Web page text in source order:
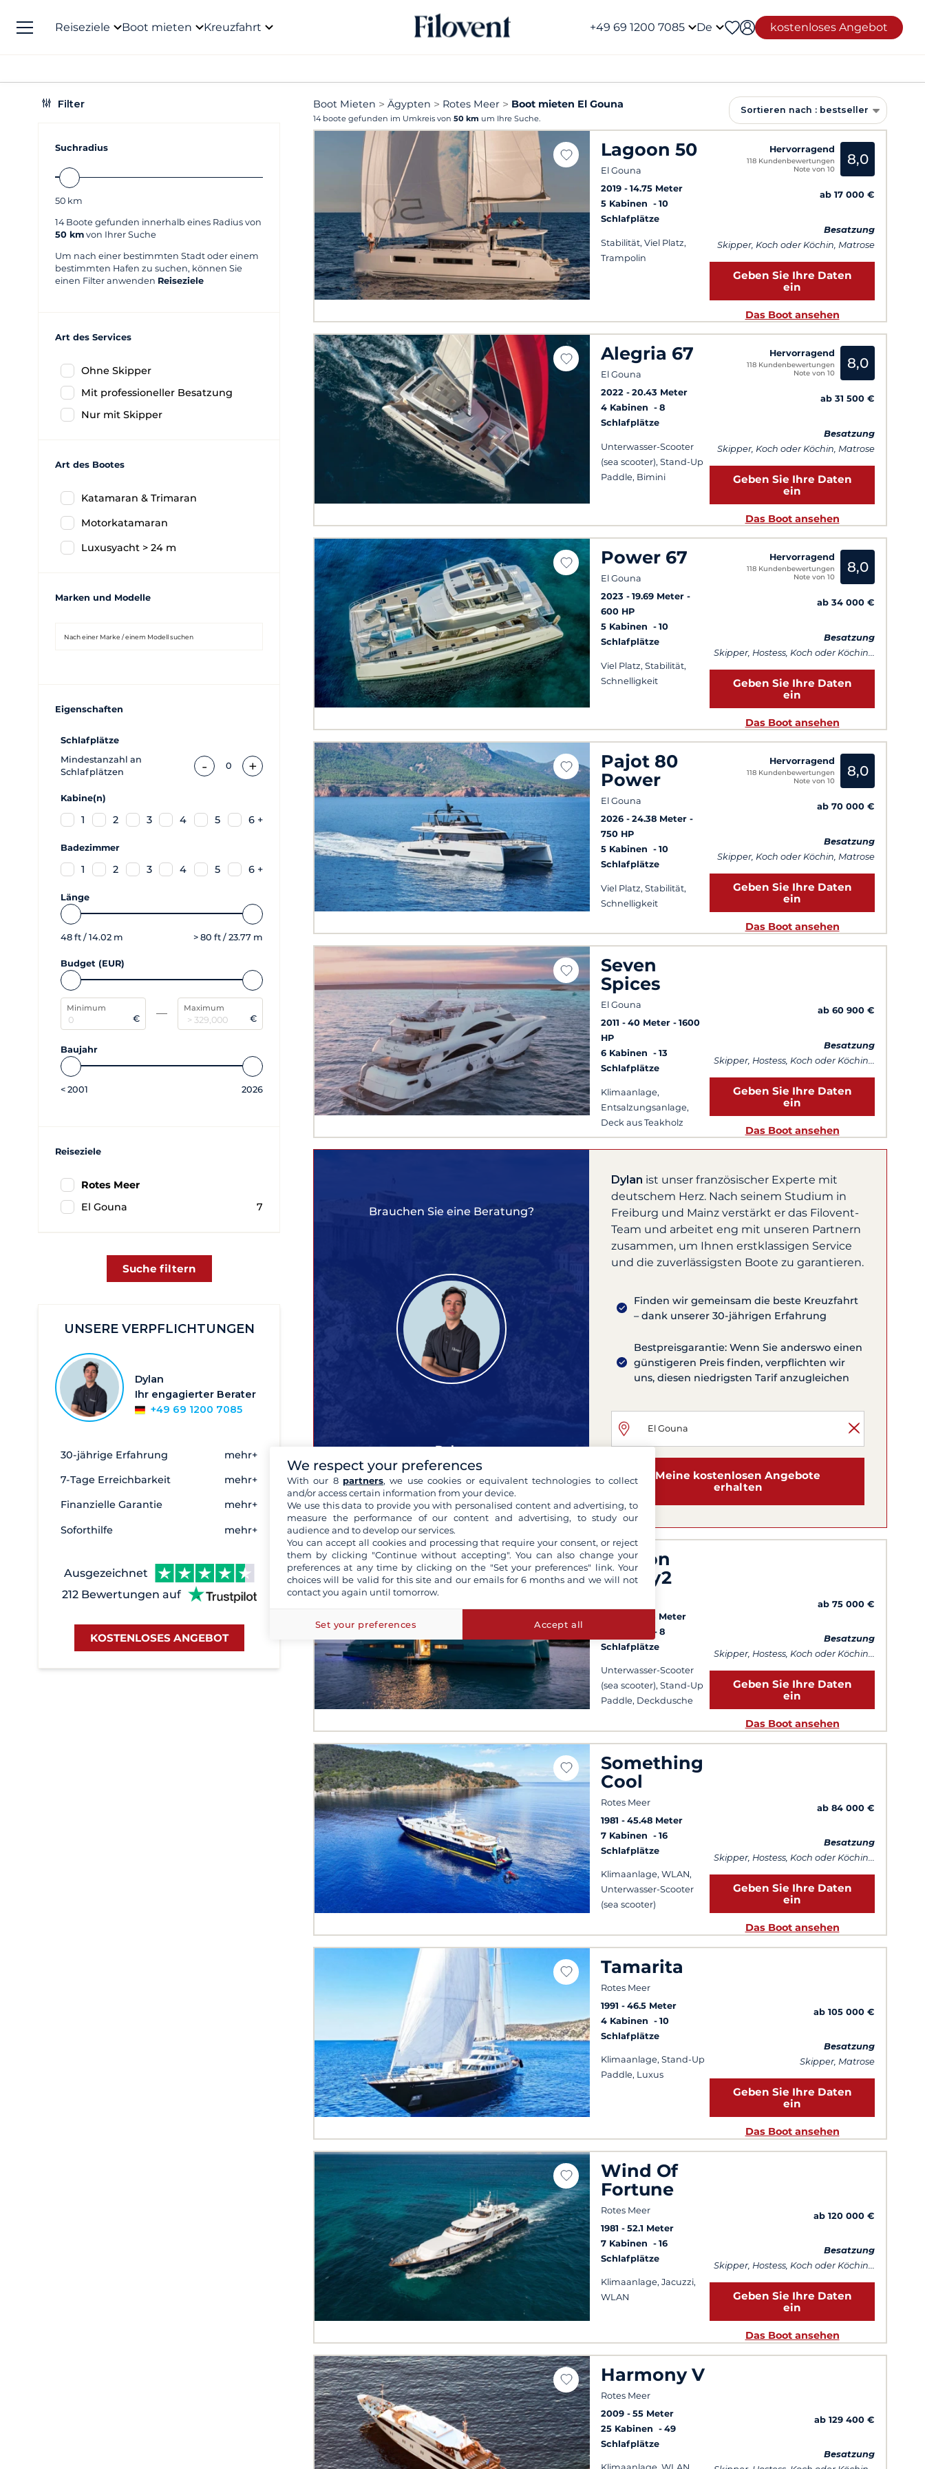
Reiseziele Boot mieten Kreuzfahrt +49 69 1200 7085 De kostenloses Angebot
Filter
Suchradius
50 km
14Boote gefunden innerhalb eines Radius von
50 km von Ihrer Suche
Um nach einer bestimmten Stadt oder einem
bestimmten Hafen zu suchen, können Sie
einen Filter anwenden Reiseziele
Art des Services
Ohne Skipper
Mit professioneller Besatzung
Nur mit Skipper
Art des Bootes
Katamaran & Trimaran
Motorkatamaran
Luxusyacht > 24 m
Marken und Modelle
Eigenschaften
Schlafplätze
Mindestanzahl an
Schlafplätzen
- 0 +
Kabine(n)
1 2 3 4 5 6 +
Badezimmer
1 2 3 4 5 6 +
Länge
48 ft / 14.02 m > 80 ft / 23.77 m
Budget (EUR)
Minimum
€
Maximum
€
Baujahr
< 2001 2026
Reiseziele
Rotes Meer
El Gouna
7
Suche filtern
UNSERE VERPFLICHTUNGEN
Dylan
Ihr engagierter Berater
+49 69 1200 7085
30-jährige Erfahrung mehr+
7-Tage Erreichbarkeit mehr+
Finanzielle Garantie mehr+
Soforthilfe mehr+
Ausgezeichnet
212 Bewertungen auf
KOSTENLOSES ANGEBOT
Boot Mieten Ägypten Rotes Meer Boot mieten El Gouna
14 boote gefunden im Umkreis von 50 km um Ihre Suche.
Sortieren nach : bestseller
Lagoon 50
El Gouna
2019
14.75 Meter
5 Kabinen
10
Schlafplätze
Stabilität, Viel Platz,
Trampolin
Hervorragend
118 Kundenbewertungen
Note von 10
8,0
ab 17 000 €
Besatzung
Skipper, Koch oder Köchin, Matrose
Geben Sie Ihre Daten
ein
Das Boot ansehen
Alegria 67
El Gouna
2022
20.43 Meter
4 Kabinen
8
Schlafplätze
Unterwasser-Scooter
(sea scooter), Stand-Up
Paddle, Bimini
Hervorragend
118 Kundenbewertungen
Note von 10
8,0
ab 31 500 €
Besatzung
Skipper, Koch oder Köchin, Matrose
Geben Sie Ihre Daten
ein
Das Boot ansehen
Power 67
El Gouna
2023
19.69 Meter
600 HP
5 Kabinen
10
Schlafplätze
Viel Platz, Stabilität,
Schnelligkeit
Hervorragend
118 Kundenbewertungen
Note von 10
8,0
ab 34 000 €
Besatzung
Skipper, Hostess, Koch oder Köchin...
Geben Sie Ihre Daten
ein
Das Boot ansehen
Pajot 80
Power
El Gouna
2026
24.38 Meter
750 HP
5 Kabinen
10
Schlafplätze
Viel Platz, Stabilität,
Schnelligkeit
Hervorragend
118 Kundenbewertungen
Note von 10
8,0
ab 70 000 €
Besatzung
Skipper, Koch oder Köchin, Matrose
Geben Sie Ihre Daten
ein
Das Boot ansehen
Seven
Spices
El Gouna
2011
40 Meter
1600
HP
6 Kabinen
13
Schlafplätze
Klimaanlage,
Entsalzungsanlage,
Deck aus Teakholz
ab 60 900 €
Besatzung
Skipper, Hostess, Koch oder Köchin...
Geben Sie Ihre Daten
ein
Das Boot ansehen
Brauchen Sie eine Beratung?
Dylan
Experte für Ihre Reisen
Dylan ist unser französischer Experte mit
deutschem Herz. Nach seinem Studium in
Freiburg und Mainz verstärkt er das Filovent-
Team und arbeitet eng mit unseren Partnern
zusammen, um Ihnen erstklassigen Service
und die zuverlässigsten Boote zu garantieren.
Finden wir gemeinsam die beste Kreuzfahrt
– dank unserer 30-jährigen Erfahrung
Bestpreisgarantie: Wenn Sie anderswo einen
günstigeren Preis finden, verpflichten wir
uns, diesen niedrigsten Tarif anzugleichen
Meine kostenlosen Angebote
erhalten
Lagoon
Eighty2
26.23 Meter
8
Schlafplätze
Unterwasser-Scooter
(sea scooter), Stand-Up
Paddle, Deckdusche
ab 75 000 €
Besatzung
Skipper, Hostess, Koch oder Köchin...
Geben Sie Ihre Daten
ein
Das Boot ansehen
Something
Cool
Rotes Meer
1981
45.48 Meter
7 Kabinen
16
Schlafplätze
Klimaanlage, WLAN,
Unterwasser-Scooter
(sea scooter)
ab 84 000 €
Besatzung
Skipper, Hostess, Koch oder Köchin...
Geben Sie Ihre Daten
ein
Das Boot ansehen
Tamarita
Rotes Meer
1991
46.5 Meter
4 Kabinen
10
Schlafplätze
Klimaanlage, Stand-Up
Paddle, Luxus
ab 105 000 €
Besatzung
Skipper, Matrose
Geben Sie Ihre Daten
ein
Das Boot ansehen
Wind Of
Fortune
Rotes Meer
1981
52.1 Meter
7 Kabinen
16
Schlafplätze
Klimaanlage, Jacuzzi,
WLAN
ab 120 000 €
Besatzung
Skipper, Hostess, Koch oder Köchin...
Geben Sie Ihre Daten
ein
Das Boot ansehen
Harmony V
Rotes Meer
2009
55 Meter
25 Kabinen
49
Schlafplätze
ab 129 400 €
Besatzung
We respect your preferences
With our 8 partners, we use cookies or equivalent technologies to collect
and/or access certain information from your device.
We use this data to provide you with personalised content and advertising, to
measure the performance of our content and advertising, to study our
audience and to develop our services.
You can accept all cookies and processing that require your consent, or reject
them by clicking "Continue without accepting". You can also change your
preferences at any time by clicking on the "Set your preferences" link. Your
choices will be valid for this site and our emails for 6 months and we will not
contact you again until tomorrow.
Set your preferences Accept all